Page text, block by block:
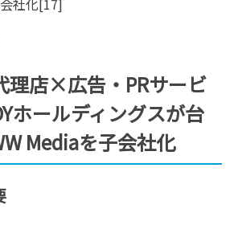
社化[17]
理店×広告・PRサービ
ホールディングスが台
Mediaを子会社化